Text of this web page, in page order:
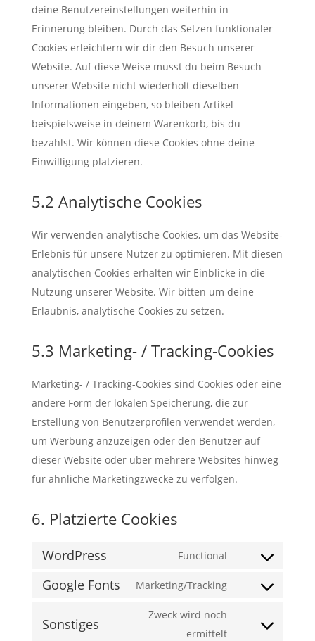
deine Benutzereinstellungen weiterhin in
Erinnerung bleiben. Durch das Setzen funktionaler
Cookies erleichtern wir dir den Besuch unserer
Website. Auf diese Weise musst du beim Besuch
unserer Website nicht wiederholt dieselben
Informationen eingeben, so bleiben Artikel
beispielsweise in deinem Warenkorb, bis du
bezahlst. Wir können diese Cookies ohne deine
Einwilligung platzieren.
5.2 Analytische Cookies
Wir verwenden analytische Cookies, um das Website-
Erlebnis für unsere Nutzer zu optimieren. Mit diesen
analytischen Cookies erhalten wir Einblicke in die
Nutzung unserer Website. Wir bitten um deine
Erlaubnis, analytische Cookies zu setzen.
5.3 Marketing- / Tracking-Cookies
Marketing- / Tracking-Cookies sind Cookies oder eine
andere Form der lokalen Speicherung, die zur
Erstellung von Benutzerprofilen verwendet werden,
um Werbung anzuzeigen oder den Benutzer auf
dieser Website oder über mehrere Websites hinweg
für ähnliche Marketingzwecke zu verfolgen.
6. Platzierte Cookies
WordPress Functional
Consent
wordpress
Google Fonts Marketing/Tracking
Consent
service
Sonstiges
Zweck wird noch
ermittelt
Consent